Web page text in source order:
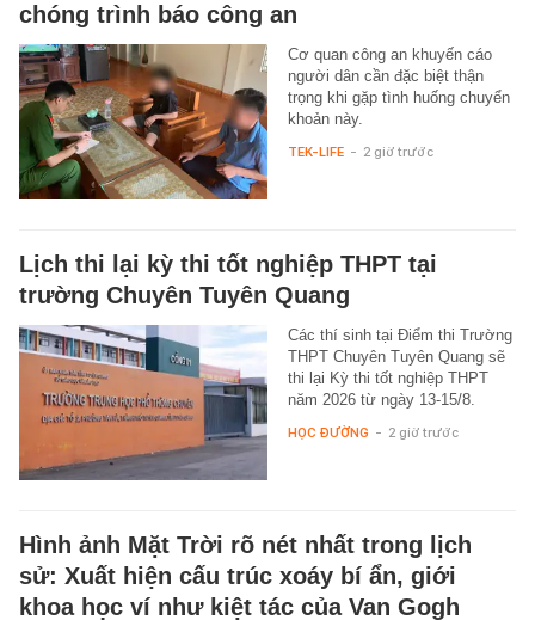
chóng trình báo công an
Cơ quan công an khuyến cáo
người dân cần đặc biệt thận
trọng khi gặp tình huống chuyển
khoản này.
TEK-LIFE - 2 giờ trước
Lịch thi lại kỳ thi tốt nghiệp THPT tại
trường Chuyên Tuyên Quang
Các thí sinh tại Điểm thi Trường
THPT Chuyên Tuyên Quang sẽ
thi lại Kỳ thi tốt nghiệp THPT
năm 2026 từ ngày 13-15/8.
HỌC ĐƯỜNG - 2 giờ trước
Hình ảnh Mặt Trời rõ nét nhất trong lịch
sử: Xuất hiện cấu trúc xoáy bí ẩn, giới
khoa học ví như kiệt tác của Van Gogh